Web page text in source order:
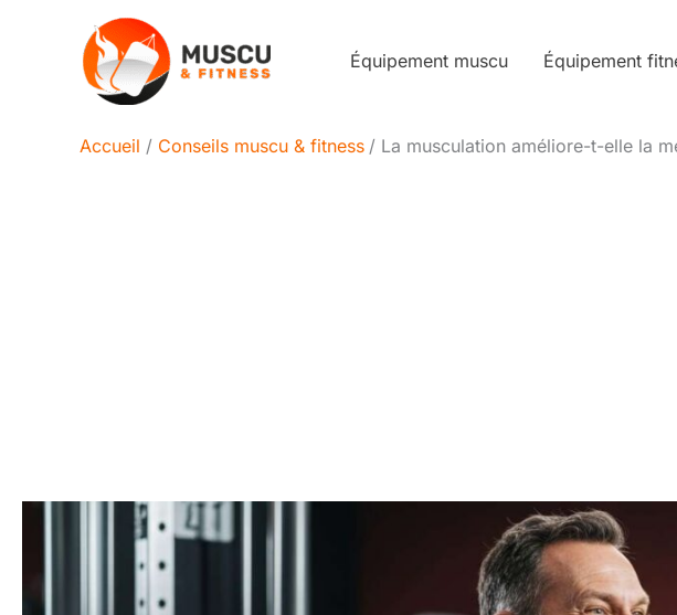
Équipement muscu Équipement
Accueil Conseils muscu & fitness La musculation améliore-t-elle la